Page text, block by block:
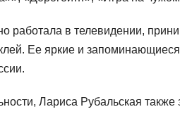
работала в телевидении,
Ее яркие и
Лариса Рубальская